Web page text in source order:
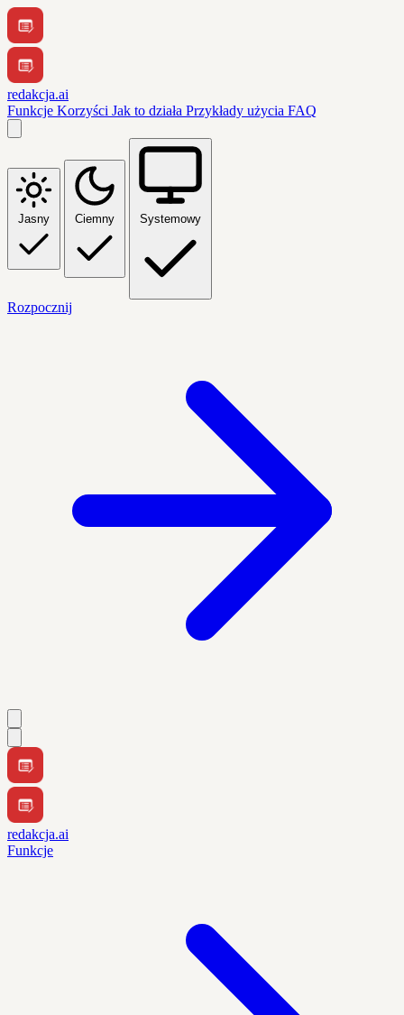
redakcja.ai
Funkcje Korzyści Jak to działa Przykłady użycia FAQ
Jasny Ciemny Systemowy
Rozpocznij
redakcja.ai
Funkcje